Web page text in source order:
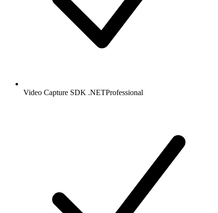
Video Capture SDK .NETProfessional